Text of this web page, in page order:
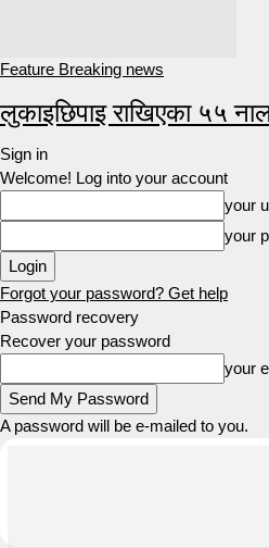
Feature Breaking news
लुकाइछिपाइ राखिएका ५५
Sign in
Welcome! Log into your account
your
your
Forgot your password? Get help
Password recovery
Recover your password
your
A password will be e-mailed to you.